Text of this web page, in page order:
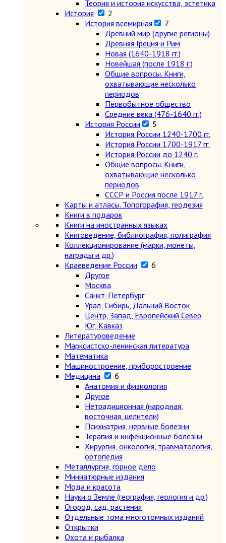
Теория и история искусства, эстетика
История
2
История всемирная
7
Древний мир (другие регионы)
Древняя Греция и Рим
Новая (1640-1918 гг.)
Новейшая (после 1918 г.)
Общие вопросы. Книги,
охватывающие несколько
периодов
Первобытное общество
Средние века (476-1640 гг.)
История России
5
История России 1240-1700 гг.
История России 1700-1917 гг.
История России до 1240 г.
Общие вопросы. Книги,
охватывающие несколько
периодов
СССР и Россия после 1917 г.
Карты и атласы. Топогорафия, геодезия
Книги в подарок
Книги на иностранных языках
Книговедение, библиография, полиграфия
Коллекционирование (марки, монеты,
награды и др.)
Краеведение России
6
Другое
Москва
Санкт-Петербург
Урал, Сибирь, Дальний Восток
Центр, Запад, Европейский Север
Юг, Кавказ
Литературоведение
Марксистско-ленинская литература
Математика
Машиностроение, приборостроение
Медицина
6
Анатомия и физиология
Другое
Нетрадиционная (народная,
восточная, целители)
Психиатрия, нервные болезни
Терапия и инфекционные болезни
Хирургия, онкология, травматология,
ортопедия
Металлургия, горное дело
Миниатюрные издания
Мода и красота
Науки о Земле (география, геология и др.)
Огород, сад, растения
Отдельные тома многотомных изданий
Открытки
Охота и рыбалка